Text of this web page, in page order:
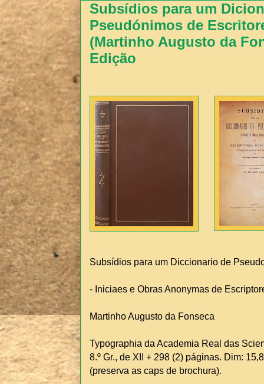
Subsídios para um
Pseudónimos de
(Martinho Augusto da
Edição
Subsídios para um Diccionario de
- Iniciaes e Obras Anonymas de
Martinho Augusto da Fonseca
Typographia da Academia Real das
8.º Gr., de XII + 298 (2) páginas. Dim:
(preserva as caps de brochura).